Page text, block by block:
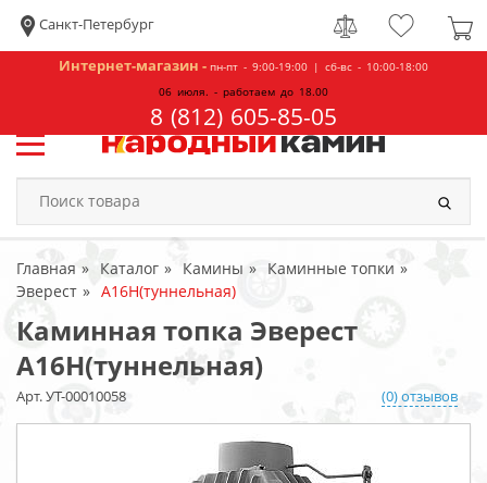
Санкт-Петербург
Интернет-магазин - пн-пт - 9:00-19:00 | сб-вс - 10:00-18:00
06 июля. - работаем до 18.00
8 (812) 605-85-05
Главная Каталог Камины
Каминные топки
Эверест
А16Н(туннельная)
Каминная топка Эверест
А16Н(туннельная)
Арт. УТ-00010058 (0) отзывов